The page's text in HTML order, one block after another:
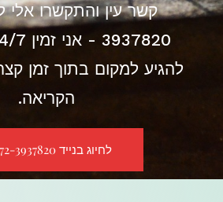
להגיע למקום בתוך זמן
הקריאה.
לחיוג בנייד 072-3937820